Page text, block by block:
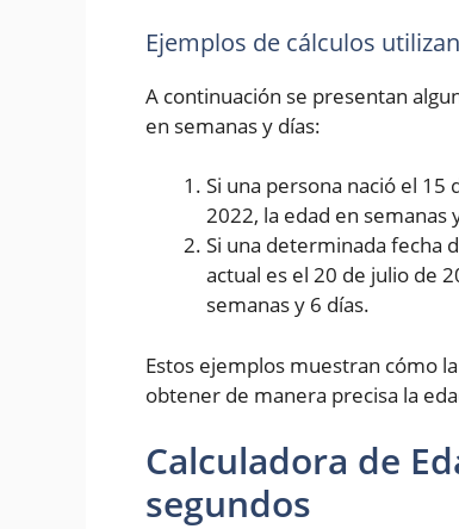
Ejemplos de cálculos
A continuación se presentan
en semanas y días:
Si una persona nació el 15
2022, la edad en semanas
Si una determinada fecha
actual es el 20 de julio de
semanas y 6 días.
Estos ejemplos muestran cómo
obtener de manera precisa la
Calculadora de
segundos